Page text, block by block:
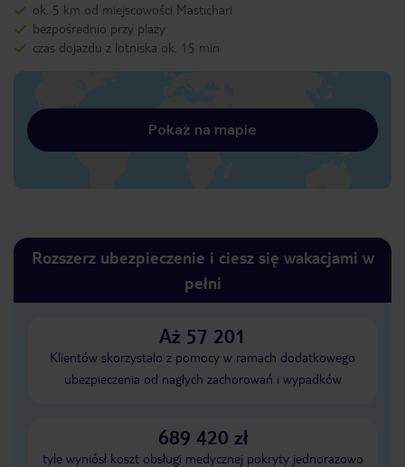
ok. 5 km od miejscowości Mastichari
bezpośrednio przy plaży
czas dojazdu z lotniska ok. 15 min
Pokaż na mapie
Rozszerz ubezpieczenie i ciesz się wakacjami w
pełni
Aż 57 201
Klientów skorzystało z pomocy w ramach dodatkowego
ubezpieczenia od nagłych zachorowań i wypadków
689 420 zł
tyle wyniósł koszt obsługi medycznej pokryty jednorazowo